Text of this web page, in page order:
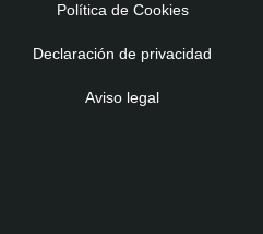
Política de Cookies
Declaración de privacidad
Aviso legal